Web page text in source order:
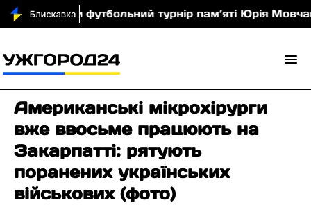
футбольний турнір пам’яті Юрія Мовчана
Американські мікрохірурги
вже ввосьме працюють на
Закарпатті: рятують
поранених українських
військових (фото)